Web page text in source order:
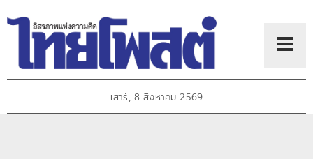
เสาร์, 8 สิงหาคม 2569